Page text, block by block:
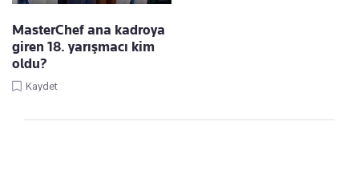
MasterChef ana kadroya
giren 18. yarışmacı kim
oldu?
Kaydet